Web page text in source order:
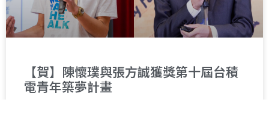
【賀】陳懷璞與張方誠獲獎第十屆台積
電青年築夢計畫